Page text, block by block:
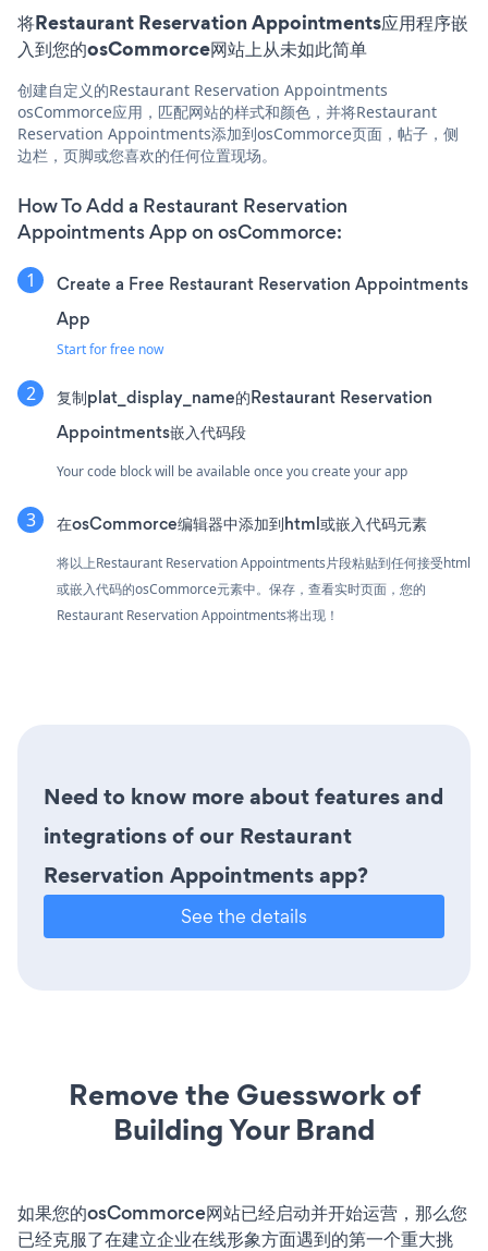
将Restaurant Reservation Appointments应用程序嵌
入到您的osCommorce网站上从未如此简单
创建自定义的Restaurant Reservation Appointments
osCommorce应用，匹配网站的样式和颜色，并将Restaurant
Reservation Appointments添加到osCommorce页面，帖子，侧
边栏，页脚或您喜欢的任何位置现场。
How To Add a Restaurant Reservation
Appointments App on osCommorce:
Create a Free Restaurant Reservation Appointments
App
Start for free now
复制plat_display_name的Restaurant Reservation
Appointments嵌入代码段
Your code block will be available once you create your app
在osCommorce编辑器中添加到html或嵌入代码元素
将以上Restaurant Reservation Appointments片段粘贴到任何接受html
或嵌入代码的osCommorce元素中。保存，查看实时页面，您的
Restaurant Reservation Appointments将出现！
Need to know more about features and
integrations of our Restaurant
Reservation Appointments app?
See the details
Remove the Guesswork of
Building Your Brand
如果您的osCommorce网站已经启动并开始运营，那么您
已经克服了在建立企业在线形象方面遇到的第一个重大挑